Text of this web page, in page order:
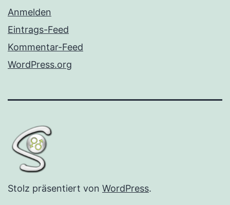
Anmelden
Eintrags-Feed
Kommentar-Feed
WordPress.org
Stolz präsentiert von WordPress.